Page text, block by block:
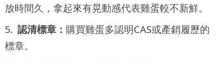
放時間久，拿起來有晃動感代表雞蛋較不新鮮。
5. 認清標章： 購買雞蛋多認明CAS或產銷履歷的
標章。